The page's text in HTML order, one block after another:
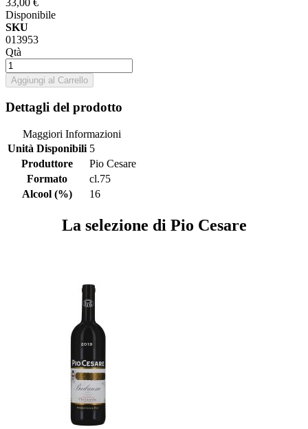
Disponibile
SKU
013953
Qtà
Aggiungi al Carrello
Dettagli del prodotto
Maggiori Informazioni
Unità Disponibili 5
Produttore
Pio Cesare
Formato
cl.75
Alcool (%)
16
La selezione di Pio Cesare